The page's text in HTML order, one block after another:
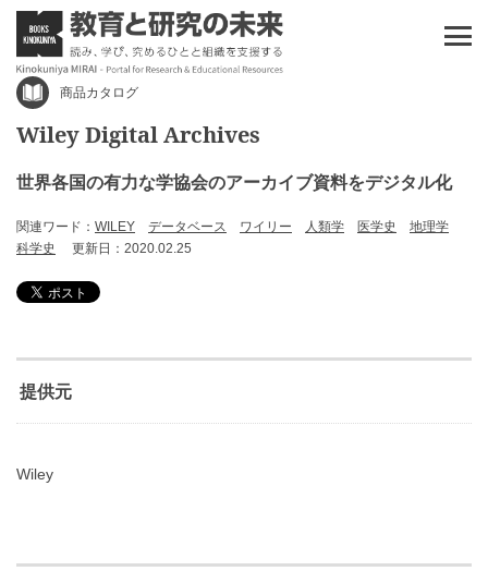
商品カタログ
Wiley Digital Archives
世界各国の有力な学協会のアーカイブ資料をデジタル化
関連ワード： WILEY データベース ワイリー 人類学 医学史
地理学
科学史
更新日：2020.02.25
提供元
Wiley